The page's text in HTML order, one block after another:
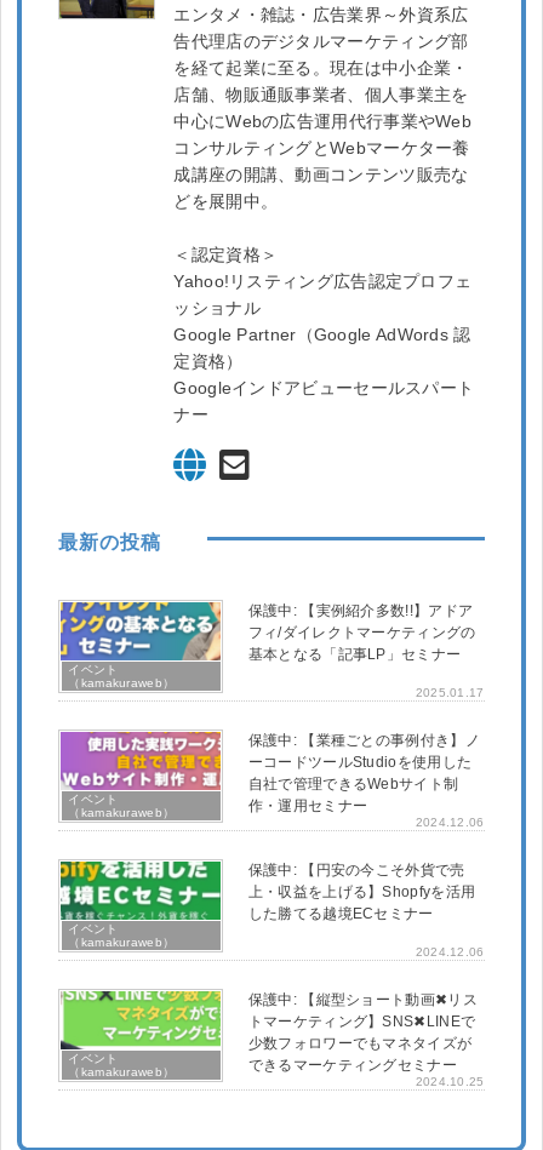
エンタメ・雑誌・広告業界～外資系広
告代理店のデジタルマーケティング部
を経て起業に至る。現在は中小企業・
店舗、物販通販事業者、個人事業主を
中心にWebの広告運用代行事業やWeb
コンサルティングとWebマーケター養
成講座の開講、動画コンテンツ販売な
どを展開中。
＜認定資格＞
Yahoo!リスティング広告認定プロフェ
ッショナル
Google Partner（Google AdWords 認
定資格）
Googleインドアビューセールスパート
ナー
最新の投稿
イベント
（kamakuraweb）
2025.01.17
保護中: 【実例紹介多数!!】アドア
フィ/ダイレクトマーケティングの
基本となる「記事LP」セミナー
イベント
（kamakuraweb）
2024.12.06
保護中: 【業種ごとの事例付き】ノ
ーコードツールStudioを使用した
自社で管理できるWebサイト制
作・運用セミナー
イベント
（kamakuraweb）
2024.12.06
保護中: 【円安の今こそ外貨で売
上・収益を上げる】Shopfyを活用
した勝てる越境ECセミナー
イベント
（kamakuraweb）
2024.10.25
保護中: 【縦型ショート動画✖︎リス
トマーケティング】SNS✖︎LINEで
少数フォロワーでもマネタイズが
できるマーケティングセミナー